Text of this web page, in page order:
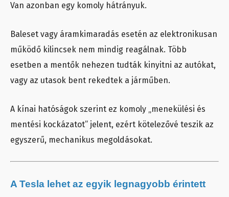
Van azonban egy komoly hátrányuk.
Baleset vagy áramkimaradás esetén az elektronikusan
működő kilincsek nem mindig reagálnak. Több
esetben a mentők nehezen tudták kinyitni az autókat,
vagy az utasok bent rekedtek a járműben.
A kínai hatóságok szerint ez komoly „menekülési és
mentési kockázatot” jelent, ezért kötelezővé teszik az
egyszerű, mechanikus megoldásokat.
A Tesla lehet az egyik legnagyobb érintett